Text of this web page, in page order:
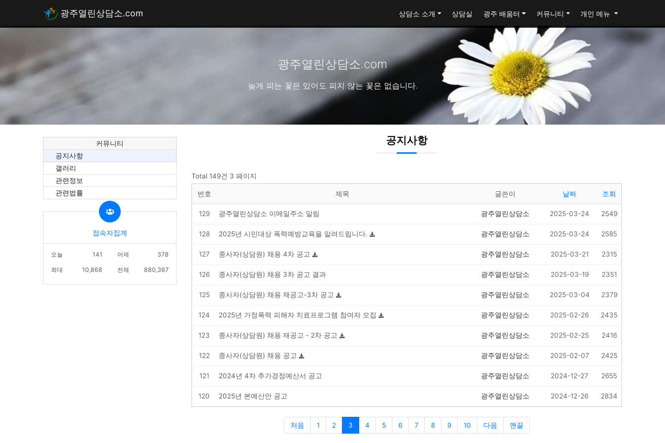
광주열린상담소.com
늦게 피는 꽃은 있어도 피지 않는 꽃은 없습니다.
광주열린상담소.com 상담소 소개 상담실 광주 배움터 커뮤니티 개인 메뉴
커뮤니티
공지사항
갤러리
관련정보
관련법률
접속자집계
오늘 141 어제 378
최대 10,868 전체 880,367
공지사항
Total 149건 3 페이지
번호 제목 글쓴이 날짜 조회
129 광주열린상담소 이메일주소 알림 광주열린상담소 2025-03-24 2549
128 2025년 시민대상 폭력예방교육을 알려드립니다. 광주열린상담소 2025-03-24 2585
127 종사자(상담원) 채용 4차 공고 광주열린상담소 2025-03-21 2315
126 종사자(상담원) 채용 3차 공고 결과 광주열린상담소 2025-03-19 2351
125 종사자(상담원) 채용 재공고-3차 공고 광주열린상담소 2025-03-04 2379
124 2025년 가정폭력 피해자 치료프로그램 참여자 모집 광주열린상담소 2025-02-26 2435
123 종사자(상담원) 채용 재공고 - 2차 공고 광주열린상담소 2025-02-25 2416
122 종사자(상담원) 채용 공고 광주열린상담소 2025-02-07 2425
121 2024년 4차 추가경정예산서 공고 광주열린상담소 2024-12-27 2655
120 2025년 본예산안 공고 광주열린상담소 2024-12-26 2834
처음 1 2 3 4 5 6 7 8 9 10 다음 맨끝